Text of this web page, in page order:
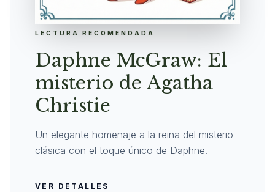
LECTURA RECOMENDADA
Daphne McGraw: El
misterio de Agatha
Christie
Un elegante homenaje a la reina del misterio
clásica con el toque único de Daphne.
VER DETALLES